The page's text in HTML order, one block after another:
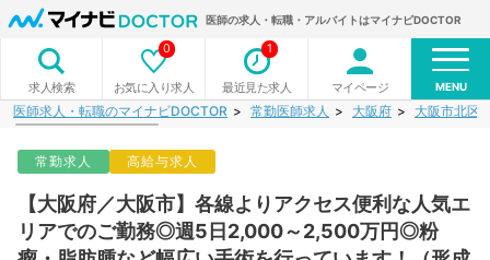
医師の求人・転職・アルバイトはマイナビDOCTOR
求人検索 お気に入り求人
0
最近見た求人
1
マイページ MENU
医師求人・転職のマイナビDOCTOR 常勤医師求人 大阪府 大阪市北区
常勤求人 高給与求人
【大阪府／大阪市】各線よりアクセス便利な人気エ
リアでのご勤務◎週5日2,000～2,500万円◎粉